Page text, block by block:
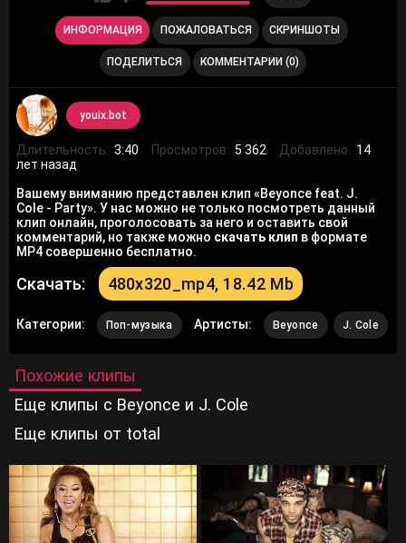
ИНФОРМАЦИЯ ПОЖАЛОВАТЬСЯ СКРИНШОТЫ
ПОДЕЛИТЬСЯ КОММЕНТАРИИ (0)
youix.bot
Длительность: 3:40 Просмотров: 5 362 Добавлено: 14
лет назад
Вашему вниманию представлен клип «Beyonce feat. J.
Cole - Party». У нас можно не только посмотреть данный
клип онлайн, проголосовать за него и оставить свой
комментарий, но также можно скачать клип в формате
MP4 совершенно бесплатно.
Скачать: 480x320_mp4, 18.42 Mb
Категории: Поп-музыка Артисты: Beyonce J. Cole
Похожие клипы
Еще клипы с Beyonce и J. Cole
Еще клипы от total